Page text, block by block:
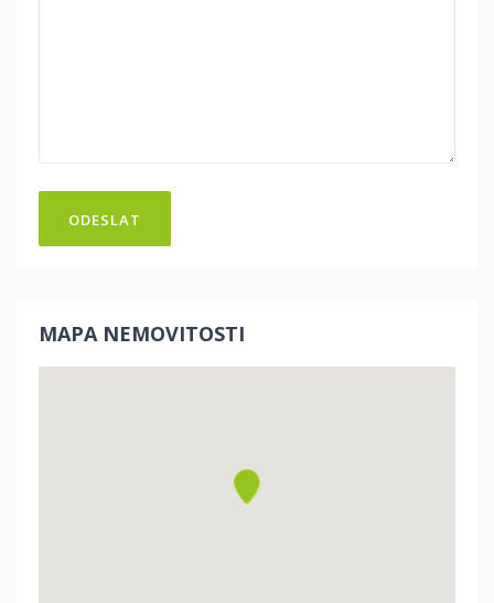
ODESLAT
MAPA NEMOVITOSTI